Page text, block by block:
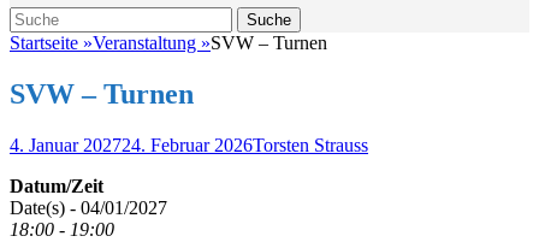
Suche
Suche
nach:
Startseite »Veranstaltung »SVW – Turnen
SVW – Turnen
Veröffentlicht
4. Januar 202724. Februar 2026Autor
Torsten Strauss
Datum/Zeit
Date(s) - 04/01/2027
18:00 - 19:00